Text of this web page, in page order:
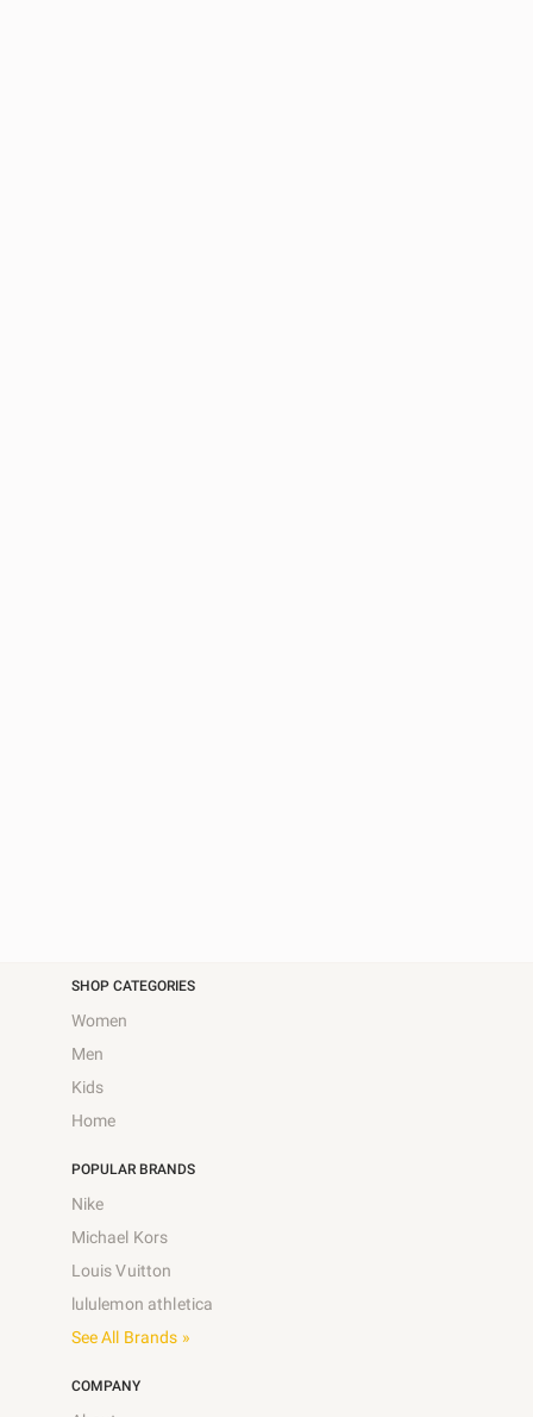
SHOP CATEGORIES
Women
Men
Kids
Home
POPULAR BRANDS
Nike
Michael Kors
Louis Vuitton
lululemon athletica
See All Brands »
COMPANY